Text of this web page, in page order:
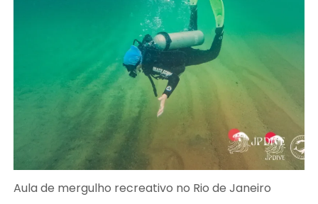
Aula de mergulho recreativo no Rio de Janeiro